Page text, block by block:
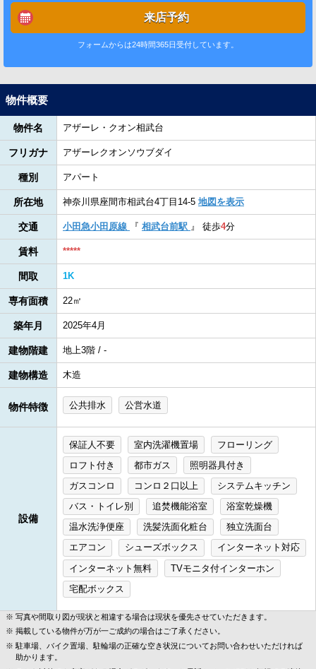
来店予約
フォームからは24時間365日受付しています。
物件概要
物件名 アザーレ・クオン相武台
フリガナ アザーレクオンソウブダイ
種別 アパート
所在地 神奈川県座間市相武台4丁目14-5 地図を表示
交通 小田急小田原線 『 相武台前駅 』 徒歩4分
賃料 *****
間取 1K
専有面積 22㎡
築年月 2025年4月
建物階建 地上3階 / -
建物構造 木造
物件特徴 公共排水 公営水道
設備
保証人不要 室内洗濯機置場
フローリング
ロフト付き
都市ガス
照明器具付き
ガスコンロ
コンロ２口以上
システムキッチン
バス・トイレ別
追焚機能浴室
浴室乾燥機
温水洗浄便座
洗髪洗面化粧台
独立洗面台
エアコン
シューズボックス
インターネット対応
インターネット無料
TVモニタ付インターホン
宅配ボックス
写真や間取り図が現状と相違する場合は現状を優先させていただきます。
掲載している物件が万が一ご成約の場合はご了承ください。
駐車場、バイク置場、駐輪場の正確な空き状況についてお問い合わせいただければ
助かります。